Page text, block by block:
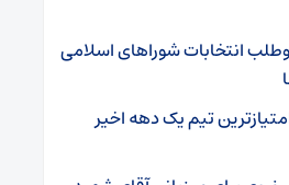
۶۷۷ داوطلب انتخابات شوراهای اسلامی
تیم یک دهه اخیر